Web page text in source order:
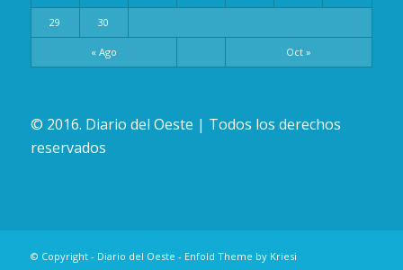
« Ago Oct »
29 30
© 2016. Diario del Oeste | Todos los derechos
reservados
© Copyright - Diario del Oeste - Enfold Theme by Kriesi